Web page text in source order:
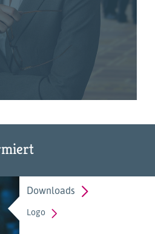
Downloads
Logo